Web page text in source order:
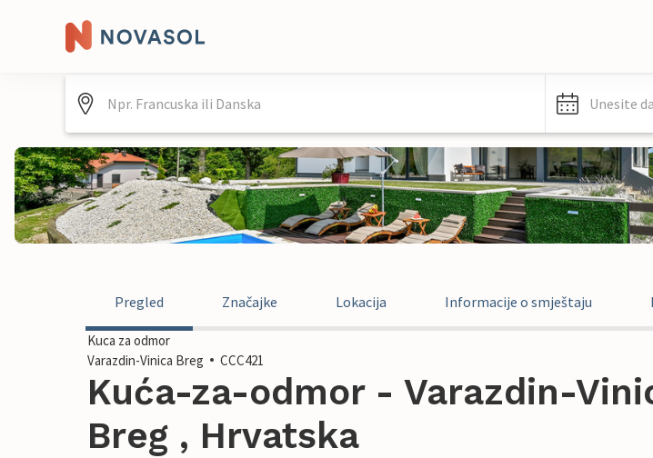
Unesite
Pregled Značajke Lokacija Informacije o smještaju
Kuca za odmor
Varazdin-Vinica Breg
CCC421
Kuća-za-odmor - Varazdin-
Breg , Hrvatska